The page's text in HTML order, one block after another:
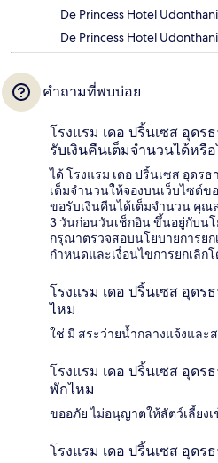
De Princess Hotel
De Princess Hotel
คำถามที่พบบ่อย
โรงแรม เดอ ปริ้นเซส อุดร
รับเงินคืนเต็มจำนวนได้หรื
ได้ โรงแรม เดอ ปริ้นเซส อุดร
เต็มจำนวนให้จองบนเว็บไซต์ข
ขอรับเงินคืนได้เต็มจำนวน คุณ
3 วันก่อนวันเช็กอิน ขึ้นอยู่กับน
กรุณาตรวจสอบนโยบายการย
กำหนดและเงื่อนไขการยกเลิกโ
โรงแรม เดอ ปริ้นเซส อุดร
ไหม
ใช่ มี สระว่ายน้ำกลางแจ้งและ
โรงแรม เดอ ปริ้นเซส อุดร
พักไหม
ขออภัย ไม่อนุญาตให้สัตว์เลี้ยง
โรงแรม เดอ ปริ้นเซส อุด